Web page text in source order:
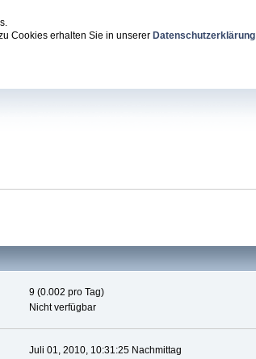
Cookies erhalten Sie in unserer Datenschutzerklärung
9 (0.002 pro Tag)
Nicht verfügbar
Juli 01, 2010, 10:31:25 Nachmittag